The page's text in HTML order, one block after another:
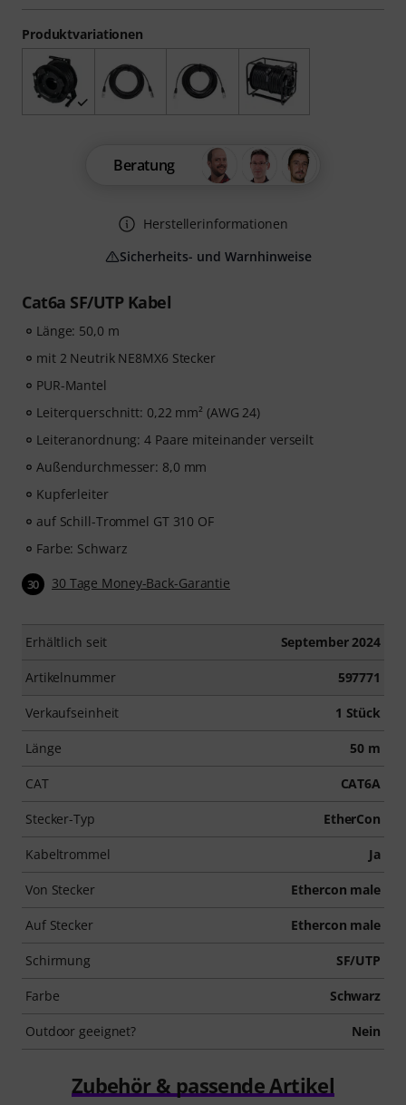
Cat6a SF/UTP Kabel
Länge: 50,0 m
mit 2 Neutrik NE8MX6 Stecker
PUR-Mantel
Leiterquerschnitt: 0,22 mm² (AWG 24)
Leiteranordnung: 4 Paare miteinander verseilt
Außendurchmesser: 8,0 mm
Kupferleiter
auf Schill-Trommel GT 310 OF
Farbe: Schwarz
30 30 Tage Money-Back-Garantie
Erhältlich seit September 2024
Artikelnummer 597771
Verkaufseinheit 1 Stück
Länge 50 m
CAT CAT6A
Stecker-Typ EtherCon
Kabeltrommel Ja
Von Stecker Ethercon male
Auf Stecker Ethercon male
Schirmung SF/UTP
Farbe Schwarz
Outdoor geeignet? Nein
Produktvariationen
Beratung
Herstellerinformationen
Sicherheits- und Warnhinweise
Zubehör & passende Artikel